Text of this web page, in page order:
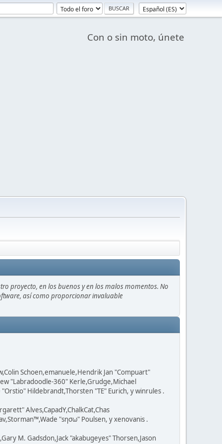
Con o sin moto, únete
proyecto, en los buenos y en los malos momentos. No
así como proporcionar invaluable
Schoen,emanuele,Hendrik Jan "Compuart"
"Labradoodle-360" Kerle,Grudge,Michael
Hildebrandt,Thorsten "TE" Eurich, y winrules .
Alves,CapadY,ChalkCat,Chas
"sησω" Poulsen, y xenovanis .
M. Gadsdon,Jack "akabugeyes" Thorsen,Jason